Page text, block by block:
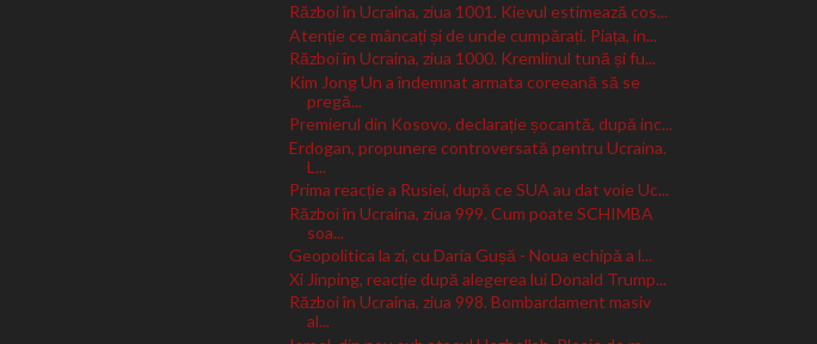
Război în Ucraina, ziua 1001. Kievul estimează cos...
Atenție ce mâncați și de unde cumpărați. Piața, in...
Război în Ucraina, ziua 1000. Kremlinul tună și fu...
Kim Jong Un a îndemnat armata coreeană să se
pregă...
Premierul din Kosovo, declarație șocantă, după inc...
Erdogan, propunere controversată pentru Ucraina.
L...
Prima reacție a Rusiei, după ce SUA au dat voie Uc...
Război în Ucraina, ziua 999. Cum poate SCHIMBA
soa...
Geopolitica la zi, cu Daria Gușă - Noua echipă a l...
Xi Jinping, reacție după alegerea lui Donald Trump...
Război în Ucraina, ziua 998. Bombardament masiv
al...